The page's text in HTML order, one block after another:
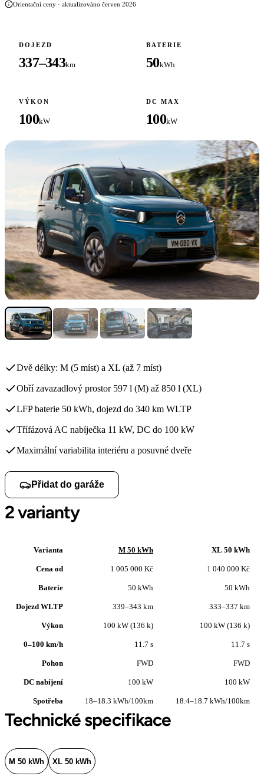
Orientační ceny · aktualizováno červen 2026
DOJEZD
337–343km
BATERIE
50kWh
VÝKON
100kW
DC MAX
100kW
Dvě délky: M (5 míst) a XL (až 7 míst)
Obří zavazadlový prostor 597 l (M) až 850 l (XL)
LFP baterie 50 kWh, dojezd do 340 km WLTP
Třífázová AC nabíječka 11 kW, DC do 100 kW
Maximální variabilita interiéru a posuvné dveře
Přidat do garáže
2 varianty
Varianta M 50 kWh XL 50 kWh
Cena od 1 005 000 Kč 1 040 000 Kč
Baterie 50 kWh 50 kWh
Dojezd WLTP 339–343 km 333–337 km
Výkon 100 kW (136 k) 100 kW (136 k)
0–100 km/h 11.7 s 11.7 s
Pohon FWD FWD
DC nabíjení 100 kW 100 kW
Spotřeba 18–18.3 kWh/100km 18.4–18.7 kWh/100km
Technické specifikace
M 50 kWh XL 50 kWh